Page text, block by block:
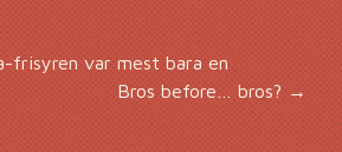
frisyren var mest bara en
Bros before… bros? →